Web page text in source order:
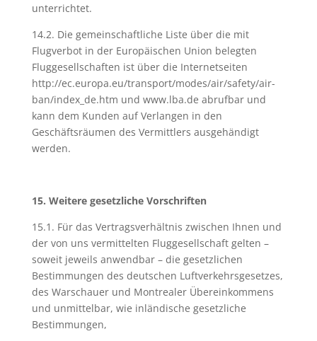
unterrichtet.
14.2. Die gemeinschaftliche Liste über die mit
Flugverbot in der Europäischen Union belegten
Fluggesellschaften ist über die Internetseiten
http://ec.europa.eu/transport/modes/air/safety/air-
ban/index_de.htm und www.lba.de abrufbar und
kann dem Kunden auf Verlangen in den
Geschäftsräumen des Vermittlers ausgehändigt
werden.
15. Weitere gesetzliche Vorschriften
15.1. Für das Vertragsverhältnis zwischen Ihnen und
der von uns vermittelten Fluggesellschaft gelten –
soweit jeweils anwendbar – die gesetzlichen
Bestimmungen des deutschen Luftverkehrsgesetzes,
des Warschauer und Montrealer Übereinkommens
und unmittelbar, wie inländische gesetzliche
Bestimmungen,